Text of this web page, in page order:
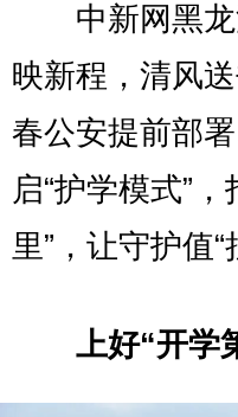
中新网黑龙
映新程，清风
春公安提前部
启“护学模式”
里”，让守护值“
上好“开学